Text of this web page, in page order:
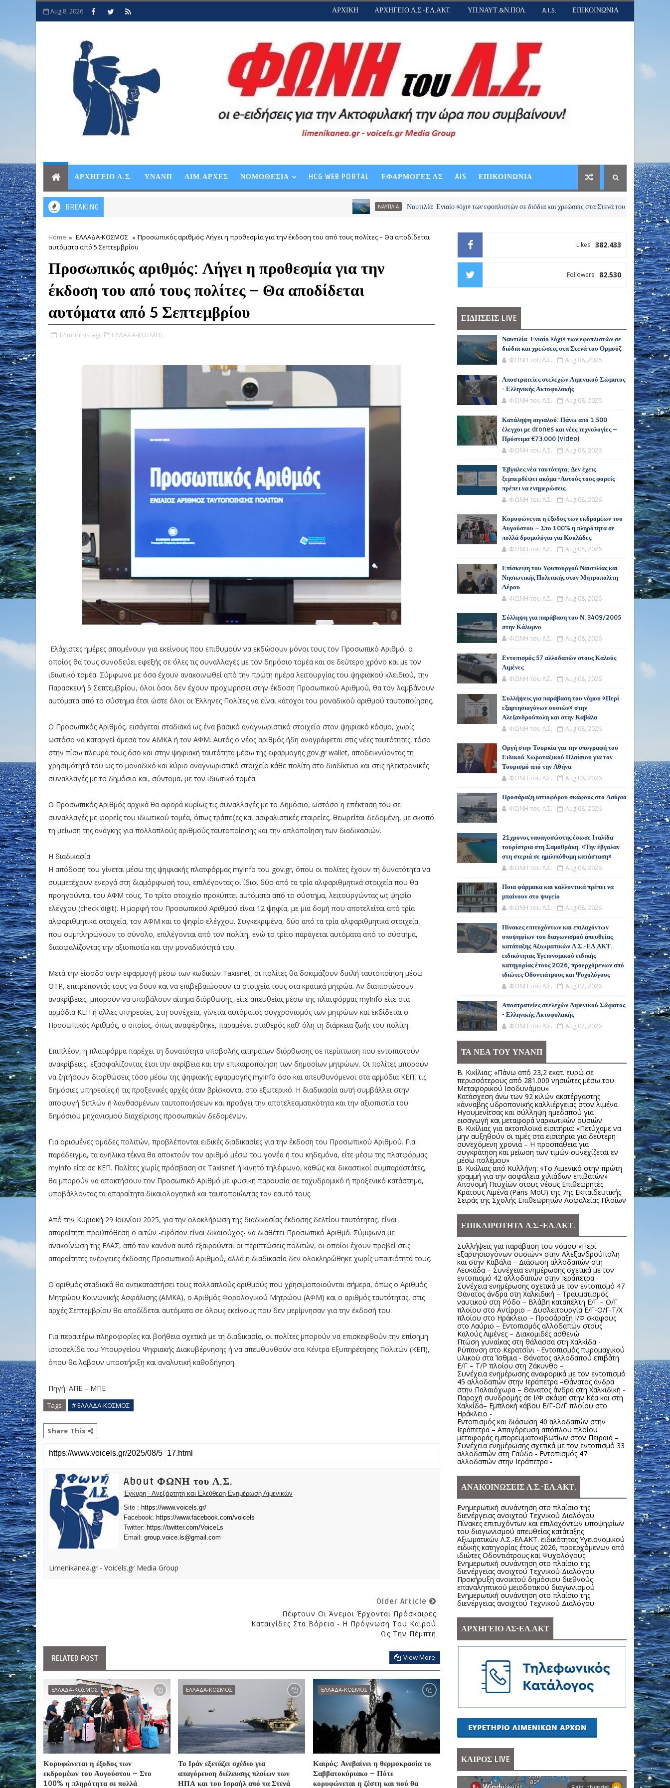
Aug 8, 2026 ΑΡΧΙΚΗ ΑΡΧΗΓΕΙΟ Λ.Σ.-ΕΛ.ΑΚΤ. ΥΠ.ΝΑΥΤ.&Ν.ΠΟΛ. A.I.S. ΕΠΙΚΟΙΝΩΝΙΑ
ΑΡΧΗΓΕΙΟ Λ.Σ. ΥΝΑΝΠ ΛΙΜ.ΑΡΧΕΣ ΝΟΜΟΘΕΣΙΑ HCG WEB PORTAL ΕΦΑΡΜΟΓΕΣ ΛΣ AIS ΕΠΙΚΟΙΝΩΝΙΑ
BREAKING ΝΑΥΤΙΛΙΑ Ναυτιλία: Ενιαίο «όχι» των εφοπλιστών σε διόδια και χρεώσεις στα Στενά του Ορμούζ
Home ΕΛΛΑΔΑ-ΚΟΣΜΟΣ
Προσωπικός αριθμός: Λήγει η προθεσμία για την έκδοση του από τους πολίτες – Θα αποδίδεται
αυτόματα από 5 Σεπτεμβρίου
Προσωπικός αριθμός: Λήγει η προθεσμία για την
έκδοση του από τους πολίτες – Θα αποδίδεται
αυτόματα από 5 Σεπτεμβρίου
12 months ago ΕΛΛΑΔΑ-ΚΟΣΜΟΣ,
Ελάχιστες ημέρες απομένουν για εκείνους που επιθυμούν να εκδώσουν μόνοι τους τον Προσωπικό Αριθμό, ο
οποίος θα τους συνοδεύει εφεξής σε όλες τις συναλλαγές με τον δημόσιο τομέα και σε δεύτερο χρόνο και με τον
ιδιωτικό τομέα. Σύμφωνα με όσα έχουν ανακοινωθεί από την πρώτη ημέρα λειτουργίας του ψηφιακού κλειδιού, την
Παρασκευή 5 Σεπτεμβρίου, όλοι όσοι δεν έχουν προχωρήσει στην έκδοση Προσωπικού Αριθμού, θα τον λαμβάνουν
αυτόματα από το σύστημα έτσι ώστε όλοι οι Έλληνες Πολίτες να είναι κάτοχοι του μοναδικού αριθμού ταυτοποίησης.
Ο Προσωπικός Αριθμός, εισάγεται σταδιακά ως ένα βασικό αναγνωριστικό στοιχείο στον ψηφιακό κόσμο, χωρίς
ωστόσο να καταργεί άμεσα τον ΑΜΚΑ ή τον ΑΦΜ. Αυτός ο νέος αριθμός ήδη αναγράφεται στις νέες ταυτότητες, τόσο
στην πίσω πλευρά τους όσο και στην ψηφιακή ταυτότητα μέσω της εφαρμογής gov.gr wallet, αποδεικνύοντας τη
χρησιμότητά του ως το μοναδικό και κύριο αναγνωριστικό στοιχείο κάθε πολίτη στο διαδίκτυο και στις ηλεκτρονικές
συναλλαγές με το δημόσιο και, σύντομα, με τον ιδιωτικό τομέα.
Ο Προσωπικός Αριθμός αρχικά θα αφορά κυρίως τις συναλλαγές με το Δημόσιο, ωστόσο η επέκτασή του σε
συναλλαγές με φορείς του ιδιωτικού τομέα, όπως τράπεζες και ασφαλιστικές εταιρείες, θεωρείται δεδομένη, με σκοπό
τη μείωση της ανάγκης για πολλαπλούς αριθμούς ταυτοποίησης και την απλοποίηση των διαδικασιών.
Η διαδικασία
Η απόδοσή του γίνεται μέσω της ψηφιακής πλατφόρμας myInfo του gov.gr, όπου οι πολίτες έχουν τη δυνατότητα να
συμμετέχουν ενεργά στη διαμόρφωσή του, επιλέγοντας οι ίδιοι δύο από τα τρία αλφαριθμητικά στοιχεία που θα
προηγούνται του ΑΦΜ τους. Το τρίτο στοιχείο προκύπτει αυτόματα από το σύστημα, λειτουργώντας ως ψηφίο
ελέγχου (check digit). Η μορφή του Προσωπικού Αριθμού είναι 12 ψηφία, με μια δομή που αποτελείται από τρία
αλφαριθμητικά στοιχεία, τον ΑΦΜ και το ψηφίο ελέγχου. Συγκεκριμένα, δύο από τα τρία αλφαριθμητικά στοιχεία,
που συμπληρώνουν το σύνολο, επιλέγονται από τον πολίτη, ενώ το τρίτο παράγεται αυτόματα από το σύστημα,
διασφαλίζοντας την αξιοπιστία και την μοναδικότητά του.
Μετά την είσοδο στην εφαρμογή μέσω των κωδικών Taxisnet, οι πολίτες θα δοκιμάζουν διπλή ταυτοποίηση μέσω
OTP, επιτρέποντάς τους να δουν και να επιβεβαιώσουν τα στοιχεία τους στα κρατικά μητρώα. Αν διαπιστώσουν
ανακρίβειες, μπορούν να υποβάλουν αίτημα διόρθωσης, είτε απευθείας μέσω της πλατφόρμας myInfo είτε στα
αρμόδια ΚΕΠ ή άλλες υπηρεσίες. Στη συνέχεια, γίνεται αυτόματος συγχρονισμός των μητρώων και εκδίδεται ο
Προσωπικός Αριθμός, ο οποίος, όπως αναφέρθηκε, παραμένει σταθερός καθ’ όλη τη διάρκεια ζωής του πολίτη.
Επιπλέον, η πλατφόρμα παρέχει τη δυνατότητα υποβολής αιτημάτων διόρθωσης σε περίπτωση που εντοπιστούν
ανακρίβειες, εξασφαλίζοντας έτσι την ακρίβεια και την επικαιροποίηση των δημοσίων μητρώων. Οι πολίτες μπορούν
να ζητήσουν διορθώσεις τόσο μέσω της ψηφιακής εφαρμογής myInfo όσο και απευθυνόμενοι στα αρμόδια ΚΕΠ, τις
δημόσιες υπηρεσίες ή τις προξενικές αρχές όταν βρίσκονται στο εξωτερικό. Η διαδικασία αυτή συμβάλλει στην
αποφυγή διπλών ή λανθασμένων ταυτοποιήσεων και προάγει την αποτελεσματικότητα και την αξιοπιστία του
δημόσιου μηχανισμού διαχείρισης προσωπικών δεδομένων.
Για ορισμένες ομάδες πολιτών, προβλέπονται ειδικές διαδικασίες για την έκδοση του Προσωπικού Αριθμού. Για
παράδειγμα, τα ανήλικα τέκνα θα αποκτούν τον αριθμό μέσω του γονέα ή του κηδεμόνα, είτε μέσω της πλατφόρμας
myInfo είτε σε ΚΕΠ. Πολίτες χωρίς πρόσβαση σε Taxisnet ή κινητό τηλέφωνο, καθώς και δικαστικοί συμπαραστάτες,
θα μπορούν να αποκτήσουν τον Προσωπικό Αριθμό με φυσική παρουσία σε ταχυδρομικό ή προξενικό κατάστημα,
υποβάλλοντας τα απαραίτητα δικαιολογητικά και ταυτοποιώντας τον εαυτό τους.
Aπό την Κυριακή 29 Ιουνίου 2025, για την ολοκλήρωση της διαδικασίας έκδοσης δελτίου ταυτότητας, είναι
απαραίτητη προϋπόθεση ο αιτών -εφόσον είναι δικαιούχος- να διαθέτει Προσωπικό Αριθμό. Σύμφωνα με
ανακοίνωση της ΕΛΑΣ, από τον κανόνα αυτό εξαιρούνται οι περιπτώσεις πολιτών, οι οποίοι έχουν προβεί στις
απαραίτητες ενέργειες έκδοσης Προσωπικού Αριθμού, αλλά η διαδικασία δεν ολοκληρώθηκε χωρίς υπαιτιότητά τους.
Ο αριθμός σταδιακά θα αντικαταστήσει τους πολλαπλούς αριθμούς που χρησιμοποιούνται σήμερα, όπως ο Αριθμός
Μητρώου Κοινωνικής Ασφάλισης (ΑΜΚΑ), ο Αριθμός Φορολογικού Μητρώου (ΑΦΜ) και ο αριθμός ταυτότητας, στις
αρχές Σεπτεμβρίου θα αποδίδεται αυτόματα σε όλους εκείνους που δεν μερίμνησαν για την έκδοσή του.
Για περαιτέρω πληροφορίες και βοήθεια σχετικά με τη διαδικασία, οι πολίτες μπορούν να επισκεφθούν την επίσημη
ιστοσελίδα του Υπουργείου Ψηφιακής Διακυβέρνησης ή να απευθυνθούν στα Κέντρα Εξυπηρέτησης Πολιτών (ΚΕΠ),
όπου θα λάβουν υποστήριξη και αναλυτική καθοδήγηση.
Πηγή: ΑΠΕ – ΜΠΕ
Tags # ΕΛΛΑΔΑ-ΚΟΣΜΟΣ
Share This
About ΦΩΝΗ του Λ.Σ.
Έγκυρη - Ανεξάρτητη και Ελεύθερη Ενημέρωση Λιμενικών
Site : https://www.voicels.gr/
Facebook: https://www.facebook.com/voicels
Twitter: https://twitter.com/VoiceLs
Email: group.voice.ls@gmail.com
Limenikanea.gr - Voicels.gr Media Group
Older Article
Πέφτουν Οι Άνεμοι Έρχονται Πρόσκαιρες
Καταιγίδες Στα Βόρεια - Η Πρόγνωση Του Καιρού
Ως Την Πέμπτη
RELATED POST View More
ΕΛΛΑΔΑ-ΚΟΣΜΟΣ
Κορυφώνεται η έξοδος των
εκδρομέων του Αυγούστου – Στο
100% η πληρότητα σε πολλά
ΕΛΛΑΔΑ-ΚΟΣΜΟΣ
Το Ιράν εξετάζει σχέδιο για
απαγόρευση διέλευσης πλοίων των
ΗΠΑ και του Ισραήλ από τα Στενά
ΕΛΛΑΔΑ-ΚΟΣΜΟΣ
Καιρός: Ανεβαίνει η θερμοκρασία το
Σαββατοκύριακο – Πότε
κορυφώνεται η ζέστη και πού θα
382.433
Likes
82.530
Followers
ΕΙΔΗΣΕΙΣ LIVE
Ναυτιλία: Ενιαίο «όχι» των εφοπλιστών σε
διόδια και χρεώσεις στα Στενά του Ορμούζ
ΦΩΝΗ του Λ.Σ. Aug 08, 2026
Αποστρατείες στελεχών Λιμενικού Σώματος
- Ελληνικής Ακτοφυλακής
ΦΩΝΗ του Λ.Σ. Aug 08, 2026
Κατάληψη αιγιαλού: Πάνω από 1.500
έλεγχοι με drones και νέες τεχνολογίες –
Πρόστιμα €73.000 (video)
ΦΩΝΗ του Λ.Σ. Aug 08, 2026
Έβγαλες νέα ταυτότητα; Δεν έχεις
ξεμπερδέψει ακόμα -Αυτούς τους φορείς
πρέπει να ενημερώσεις
ΦΩΝΗ του Λ.Σ. Aug 08, 2026
Κορυφώνεται η έξοδος των εκδρομέων του
Αυγούστου – Στο 100% η πληρότητα σε
πολλά δρομολόγια για Κυκλάδες
ΦΩΝΗ του Λ.Σ. Aug 08, 2026
Επίσκεψη του Υφυπουργού Ναυτιλίας και
Νησιωτικής Πολιτικής στον Μητροπολίτη
Λέρου
ΦΩΝΗ του Λ.Σ. Aug 08, 2026
Σύλληψη για παράβαση του Ν. 3409/2005
στην Κάλυμνο
ΦΩΝΗ του Λ.Σ. Aug 08, 2026
Εντοπισμός 57 αλλοδαπών στους Καλούς
Λιμένες
ΦΩΝΗ του Λ.Σ. Aug 08, 2026
Συλλήψεις για παράβαση του νόμου «Περί
εξαρτησιογόνων ουσιών» στην
Αλεξανδρούπολη και στην Καβάλα
ΦΩΝΗ του Λ.Σ. Aug 08, 2026
Οργή στην Τουρκία για την υπογραφή του
Ειδικού Χωροταξικού Πλαίσιου για τον
Τουρισμό από την Αθήνα
ΦΩΝΗ του Λ.Σ. Aug 08, 2026
Προσάραξη ιστιοφόρου σκάφους στο Λαύριο
ΦΩΝΗ του Λ.Σ. Aug 08, 2026
21χρονος ναυαγοσώστης έσωσε Ιταλίδα
τουρίστρια στη Σαμοθράκη: «Την έβγαλαν
στη στεριά σε ημιλιπόθυμη κατάσταση»
ΦΩΝΗ του Λ.Σ. Aug 08, 2026
Ποια φάρμακα και καλλυντικά πρέπει να
μπαίνουν στο ψυγείο
ΦΩΝΗ του Λ.Σ. Aug 08, 2026
Πίνακες επιτυχόντων και επιλαχόντων
υποψηφίων του διαγωνισμού απευθείας
κατάταξης Αξιωματικών Λ.Σ.-ΕΛ.ΑΚΤ.
ειδικότητας Υγειονομικού ειδικής
κατηγορίας έτους 2026, προερχόμενων από
ιδιώτες Οδοντιάτρους και Ψυχολόγους
ΦΩΝΗ του Λ.Σ. Aug 07, 2026
Αποστρατείες στελεχών Λιμενικού Σώματος
- Ελληνικής Ακτοφυλακής
ΦΩΝΗ του Λ.Σ. Aug 07, 2026
ΤΑ ΝΕΑ ΤΟΥ ΥΝΑΝΠ
Β. Κικίλιας: «Πάνω από 23,2 εκατ. ευρώ σε
περισσότερους από 281.000 νησιώτες μέσω του
Μεταφορικού Ισοδυνάμου»
Κατάσχεση άνω των 92 κιλών ακατέργαστης
κάνναβης υδροπονικής καλλιέργειας στον λιμένα
Ηγουμενίτσας και σύλληψη ημεδαπού για
εισαγωγή και μεταφορά ναρκωτικών ουσιών
Β. Κικίλιας για ακτοπλοϊκά εισιτήρια: «Πετύχαμε να
μην αυξηθούν οι τιμές στα εισιτήρια για δεύτερη
συνεχόμενη χρονιά – Η προσπάθεια για
συγκράτηση και μείωση των τιμών συνεχίζεται εν
μέσω πολέμου»
Β. Κικίλιας από Κυλλήνη: «Το Λιμενικό στην πρώτη
γραμμή για την ασφάλεια χιλιάδων επιβατών»
Απονομή Πτυχίων στους νέους Επιθεωρητές
Κράτους Λιμένα (Paris MoU) της 7ης Εκπαιδευτικής
Σειράς της Σχολής Επιθεωρητών Ασφαλείας Πλοίων
ΕΠΙΚΑΙΡΟΤΗΤΑ Λ.Σ.-ΕΛ.ΑΚΤ.
Συλλήψεις για παράβαση του νόμου «Περί
εξαρτησιογόνων ουσιών» στην Αλεξανδρούπολη
και στην Καβάλα – Διάσωση αλλοδαπών στη
Λευκάδα – Συνέχεια ενημέρωσης σχετικά με τον
εντοπισμό 42 αλλοδαπών στην Ιεράπετρα -
Συνέχεια ενημέρωσης σχετικά με τον εντοπισμό 47
Θάνατος άνδρα στη Χαλκιδική – Τραυματισμός
ναυτικού στη Ρόδο – Βλάβη καταπέλτη Ε/Γ – Ο/Γ
πλοίου στο Αντίρριο – Δυσλειτουργία Ε/Γ-Ο/Γ-Τ/Χ
πλοίου στο Ηράκλειο – Προσάραξη Ι/Φ σκάφους
στο Λαύριο – Εντοπισμός αλλοδαπών στους
Καλούς Λιμένες – Διακομιδές ασθενώ
Πτώση γυναίκας στη θάλασσα στη Χαλκίδα -
Ρύπανση στο Κερατσίνι - Εντοπισμός πυρομαχικού
υλικού στα Ίσθμια - Θάνατος αλλοδαπού επιβάτη
Ε/Γ – Τ/Ρ πλοίου στη Ζάκυνθο –
Συνέχεια ενημέρωσης αναφορικά με τον εντοπισμό
45 αλλοδαπών στην Ιεράπετρα –Θάνατος άνδρα
στην Παλαιόχωρα – Θάνατος άνδρα στη Χαλκιδική -
Παροχή συνδρομής σε Ι/Φ σκάφη στην Κέα και στη
Χαλκίδα– Εμπλοκή κάβου Ε/Γ-Ο/Γ πλοίου στο
Ηράκλειο -
Εντοπισμός και διάσωση 40 αλλοδαπών στην
Ιεράπετρα – Απαγόρευση απόπλου πλοίου
μεταφοράς εμπορευματοκιβωτίων στον Πειραιά –
Συνέχεια ενημέρωσης σχετικά με τον εντοπισμό 33
αλλοδαπών στη Γαύδο - Εντοπισμός 47
αλλοδαπών στην Ιεράπετρα -
ΑΝΑΚΟΙΝΩΣΕΙΣ Λ.Σ.-ΕΛ.ΑΚΤ.
Ενημερωτική συνάντηση στο πλαίσιο της
διενέργειας ανοιχτού Τεχνικού Διαλόγου
Πίνακες επιτυχόντων και επιλαχόντων υποψηφίων
του διαγωνισμού απευθείας κατάταξης
Αξιωματικών Λ.Σ.-ΕΛ.ΑΚΤ. ειδικότητας Υγειονομικού
ειδικής κατηγορίας έτους 2026, προερχόμενων από
ιδιώτες Οδοντιάτρους και Ψυχολόγους
Ενημερωτική συνάντηση στο πλαίσιο της
διενέργειας ανοιχτού Τεχνικού Διαλόγου
Προκήρυξη ανοικτού δημόσιου διεθνούς
επαναληπτικού μειοδοτικού διαγωνισμού
Ενημερωτική συνάντηση στο πλαίσιο της
διενέργειας ανοιχτού Τεχνικού Διαλόγου
ΑΡΧΗΓΕΙΟ ΛΣ-ΕΛ.ΑΚΤ
ΚΑΙΡΟΣ LIVE